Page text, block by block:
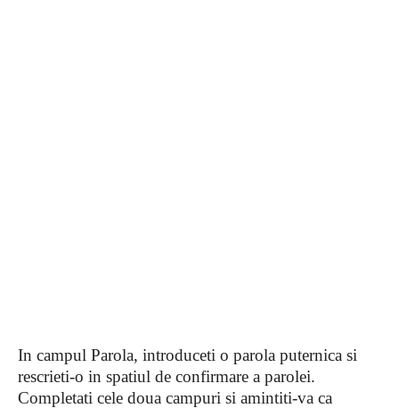
In campul Parola, introduceti o parola puternica si
rescrieti-o in spatiul de confirmare a parolei.
Completati cele doua campuri si amintiti-va ca